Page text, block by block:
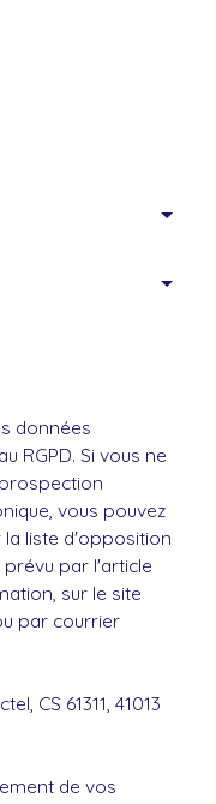
données
RGPD. Si vous ne
vous pouvez
liste d'opposition
par l'article
sur le site
par courrier
CS 61311, 41013
de vos